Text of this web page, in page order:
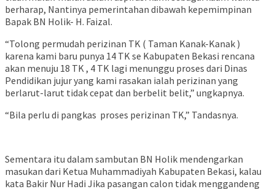
berharap, Nantinya pemerintahan dibawah kepemimpinan
Bapak BN Holik- H. Faizal.
“Tolong permudah perizinan TK ( Taman Kanak-Kanak )
karena kami baru punya 14 TK se Kabupaten Bekasi rencana
akan menuju 18 TK , 4 TK lagi menunggu proses dari Dinas
Pendidikan jujur yang kami rasakan ialah perizinan yang
berlarut-larut tidak cepat dan berbelit belit,” ungkapnya.
“Bila perlu di pangkas proses perizinan TK,” Tandasnya.
Sementara itu dalam sambutan BN Holik mendengarkan
masukan dari Ketua Muhammadiyah Kabupaten Bekasi, kalau
kata Bakir Nur Hadi Jika pasangan calon tidak menggandeng